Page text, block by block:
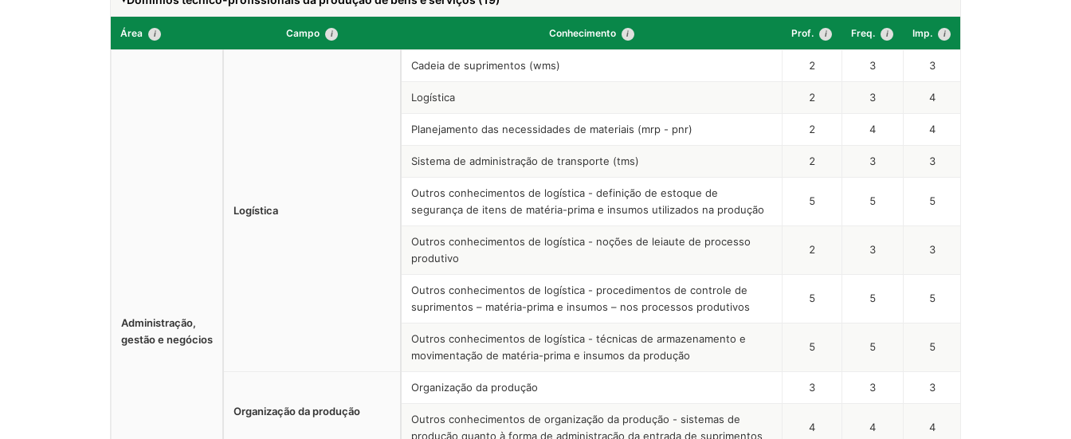
Área i Campo i Conhecimento i Prof. i Freq. i Imp. i
Administração,
gestão e negócios
Logística
Cadeia de suprimentos (wms) 2 3 3
Logística 2 3 4
Planejamento das necessidades de materiais (mrp - pnr) 2 4 4
Sistema de administração de transporte (tms) 2 3 3
Outros conhecimentos de logística - definição de estoque de
segurança de itens de matéria-prima e insumos utilizados na produção
5 5 5
Outros conhecimentos de logística - noções de leiaute de processo
produtivo
2 3 3
Outros conhecimentos de logística - procedimentos de controle de
suprimentos – matéria-prima e insumos – nos processos produtivos
5 5 5
Outros conhecimentos de logística - técnicas de armazenamento e
movimentação de matéria-prima e insumos da produção
5 5 5
Organização da produção
Organização da produção 3 3 3
Outros conhecimentos de organização da produção - sistemas de
produção quanto à forma de administração da entrada de suprimentos
4 4 4